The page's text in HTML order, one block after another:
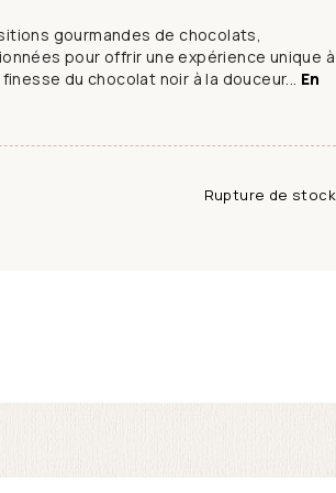
gourmandes de chocolats,
pour offrir une expérience unique à
du chocolat noir à la douceur... En
Rupture de stock